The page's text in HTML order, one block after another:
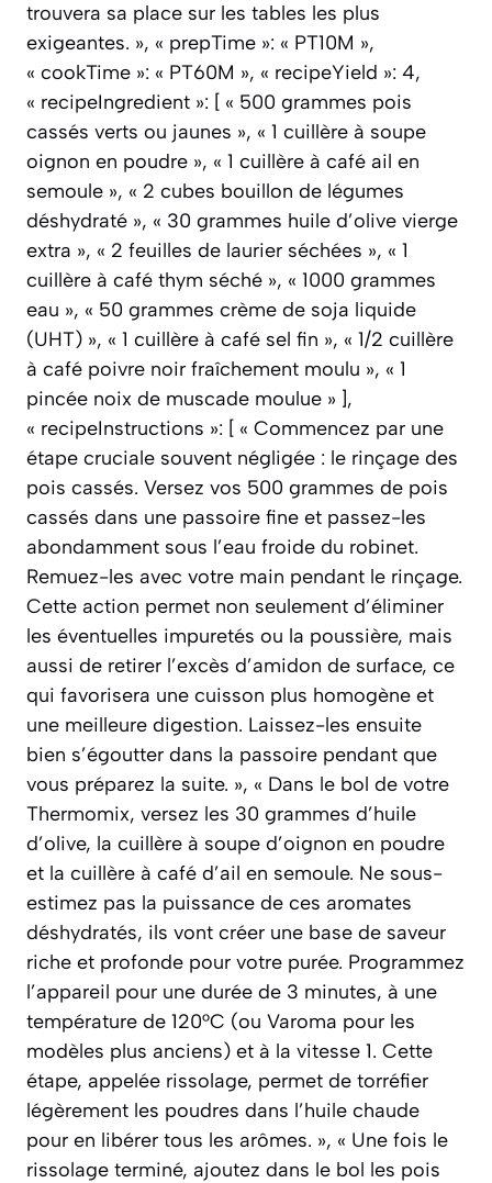
trouvera sa place sur les tables les plus
exigeantes. », « prepTime »: « PT10M »,
« cookTime »: « PT60M », « recipeYield »: 4,
« recipeIngredient »: [ « 500 grammes pois
cassés verts ou jaunes », « 1 cuillère à soupe
oignon en poudre », « 1 cuillère à café ail en
semoule », « 2 cubes bouillon de légumes
déshydraté », « 30 grammes huile d’olive vierge
extra », « 2 feuilles de laurier séchées », « 1
cuillère à café thym séché », « 1000 grammes
eau », « 50 grammes crème de soja liquide
(UHT) », « 1 cuillère à café sel fin », « 1/2 cuillère
à café poivre noir fraîchement moulu », « 1
pincée noix de muscade moulue » ],
« recipeInstructions »: [ « Commencez par une
étape cruciale souvent négligée : le rinçage des
pois cassés. Versez vos 500 grammes de pois
cassés dans une passoire fine et passez-les
abondamment sous l’eau froide du robinet.
Remuez-les avec votre main pendant le rinçage.
Cette action permet non seulement d’éliminer
les éventuelles impuretés ou la poussière, mais
aussi de retirer l’excès d’amidon de surface, ce
qui favorisera une cuisson plus homogène et
une meilleure digestion. Laissez-les ensuite
bien s’égoutter dans la passoire pendant que
vous préparez la suite. », « Dans le bol de votre
Thermomix, versez les 30 grammes d’huile
d’olive, la cuillère à soupe d’oignon en poudre
et la cuillère à café d’ail en semoule. Ne sous-
estimez pas la puissance de ces aromates
déshydratés, ils vont créer une base de saveur
riche et profonde pour votre purée. Programmez
l’appareil pour une durée de 3 minutes, à une
température de 120°C (ou Varoma pour les
modèles plus anciens) et à la vitesse 1. Cette
étape, appelée rissolage, permet de torréfier
légèrement les poudres dans l’huile chaude
pour en libérer tous les arômes. », « Une fois le
rissolage terminé, ajoutez dans le bol les pois